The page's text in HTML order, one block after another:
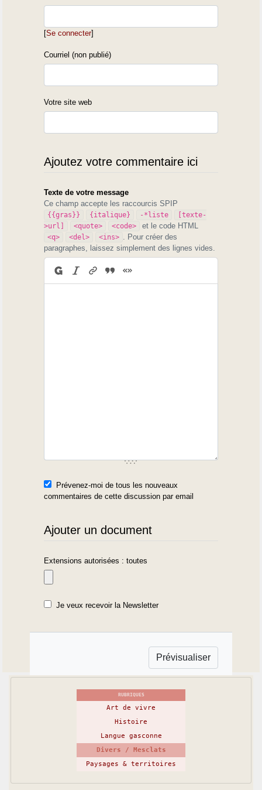
[Se connecter]
Courriel (non publié)
Votre site web
Ajoutez votre commentaire ici
Texte de votre message
Ce champ accepte les raccourcis SPIP
{{gras}} {italique} -*liste
[texte-
>url]
<quote> <code> et le code HTML
<q> <del> <ins>
. Pour créer des
paragraphes, laissez simplement des lignes vides.
Prévenez-moi de tous les nouveaux
commentaires de cette discussion par email
Ajouter un document
Extensions autorisées : toutes
Je veux recevoir la Newsletter
RUBRIQUES
Art de vivre
Histoire
Langue gasconne
Divers / Mesclats
Paysages & territoires